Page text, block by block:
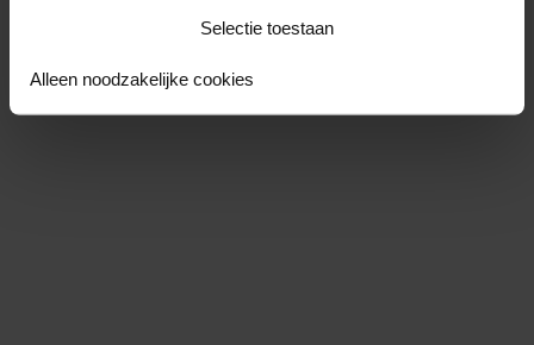
Selectie toestaan
Alleen noodzakelijke cookies